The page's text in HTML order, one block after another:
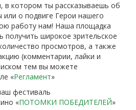
в котором ты рассказываешь об
о подвиге Герои нашего
работу нам! Наша площадка
получить широкое зрительское
просмотров, а также
(комментарии, лайки и
тем вы можете
«Регламент»
фестиваль
«ПОТОМКИ ПОБЕДИТЕЛЕЙ»